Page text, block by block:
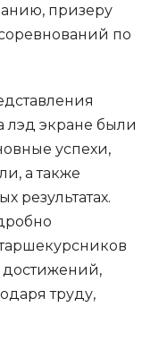
призеру
по
лэд экране были
успехи,
а также
результатах.
труду,